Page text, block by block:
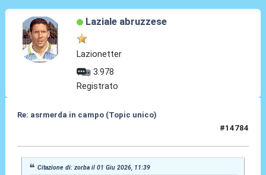
Laziale abruzzese
Lazionetter
3.978
Registrato
Re: asrmerda in campo (Topic unico)
#14784
Citazione di: zorba il 01 Giu 2026, 11:39